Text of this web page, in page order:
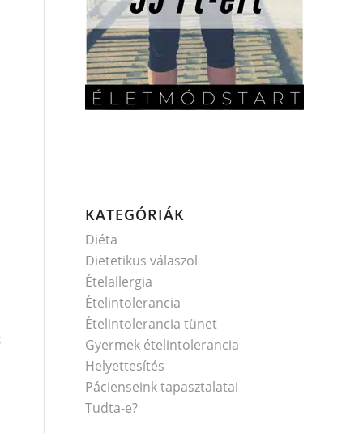
KATEGÓRIÁK
Diéta
Dietetikus válaszol
Ételallergia
Ételintolerancia
Ételintolerancia tünet
Gyermek ételintolerancia
Helyettesítés
Pácienseink tapasztalatai
Tudta-e?